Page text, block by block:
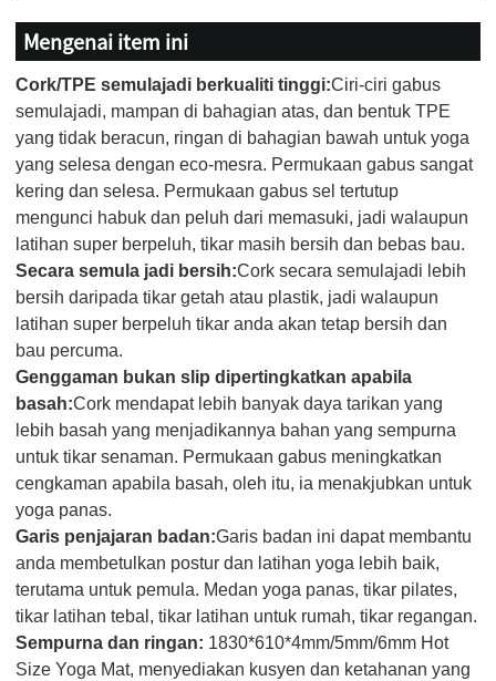
Mengenai item ini
Cork/TPE semulajadi berkualiti tinggi:Ciri-ciri gabus
semulajadi, mampan di bahagian atas, dan bentuk TPE
yang tidak beracun, ringan di bahagian bawah untuk yoga
yang selesa dengan eco-mesra. Permukaan gabus sangat
kering dan selesa. Permukaan gabus sel tertutup
mengunci habuk dan peluh dari memasuki, jadi walaupun
latihan super berpeluh, tikar masih bersih dan bebas bau.
Secara semula jadi bersih:Cork secara semulajadi lebih
bersih daripada tikar getah atau plastik, jadi walaupun
latihan super berpeluh tikar anda akan tetap bersih dan
bau percuma.
Genggaman bukan slip dipertingkatkan apabila
basah:Cork mendapat lebih banyak daya tarikan yang
lebih basah yang menjadikannya bahan yang sempurna
untuk tikar senaman. Permukaan gabus meningkatkan
cengkaman apabila basah, oleh itu, ia menakjubkan untuk
yoga panas.
Garis penjajaran badan:Garis badan ini dapat membantu
anda membetulkan postur dan latihan yoga lebih baik,
terutama untuk pemula. Medan yoga panas, tikar pilates,
tikar latihan tebal, tikar latihan untuk rumah, tikar regangan.
Sempurna dan ringan: 1830*610*4mm/5mm/6mm Hot
Size Yoga Mat, menyediakan kusyen dan ketahanan yang